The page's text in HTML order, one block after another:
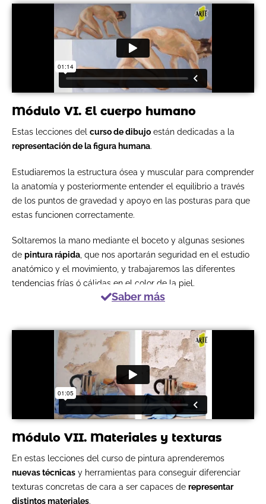
Módulo VI. El cuerpo humano
Estas lecciones del curso de dibujo están dedicadas a la
representación de la figura humana.
Estudiaremos la estructura ósea y muscular para comprender
la anatomía y posteriormente entender el equilibrio a través
de los puntos de gravedad y apoyo en las posturas para que
estas funcionen correctamente.
Soltaremos la mano mediante el boceto y algunas sesiones
de pintura rápida, que nos aportarán seguridad en el estudio
anatómico y el movimiento, y trabajaremos las diferentes
tendencias frías ó cálidas en el color de la piel.
Saber más
Módulo VII. Materiales y texturas
En estas lecciones del curso de pintura aprenderemos
nuevas técnicas y herramientas para conseguir diferenciar
texturas concretas de cara a ser capaces de representar
distintos materiales.